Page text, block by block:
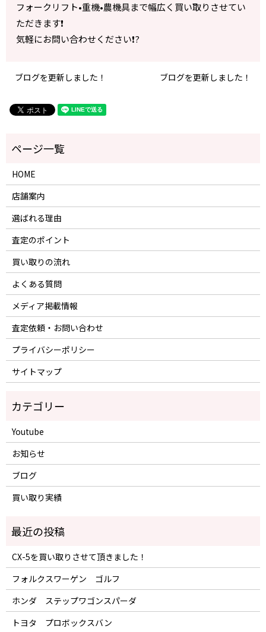
フォークリフト•重機•農機具まで幅広く買い取りさせてい
ただきます❗️
気軽にお問い合わせください❗️?
ブログを更新しました！ ブログを更新しました！
HOME
店舗案内
選ばれる理由
査定のポイント
買い取りの流れ
よくある質問
メディア掲載情報
査定依頼・お問い合わせ
プライバシーポリシー
サイトマップ
Youtube
お知らせ
ブログ
買い取り実績
CX-5を買い取りさせて頂きました！
フォルクスワーゲン ゴルフ
ホンダ ステップワゴンスパーダ
トヨタ プロボックスバン